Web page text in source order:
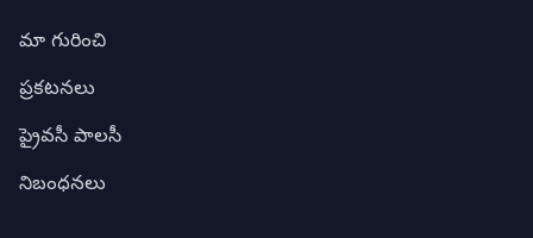
మా గురించి
ప్రకటనలు
ప్రైవసీ పాలసీ
నిబంధనలు